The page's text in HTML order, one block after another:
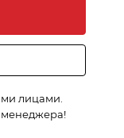
лицами.
менеджера!